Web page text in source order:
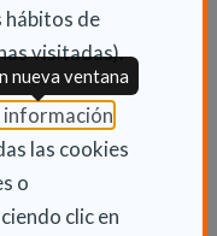
hábitos de
visitadas).
información(Abre en
las cookies
o
clic en
nueva ventana
a la
de 70 candidatos
eficientes e
rural y enfocados
la dependencia.
de la
15.000€ para